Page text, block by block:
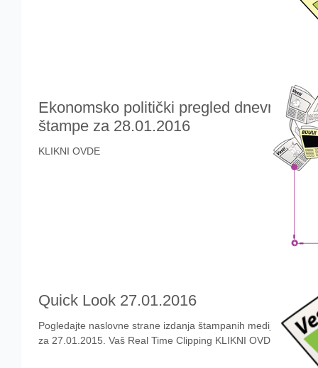
Ekonomsko politički pregled dnevne
štampe za 28.01.2016
KLIKNI OVDE
Quick Look 27.01.2016
Pogledajte naslovne strane izdanja štampanih medija
za 27.01.2015. Vaš Real Time Clipping KLIKNI OVDE